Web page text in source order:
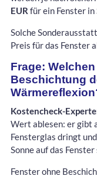
EUR für ein Fenster
Solche
Preis für das Fenster
Frage:
Beschichtung
Kostencheck-
Wert ablesen: er gibt
Fensterglas dringt
Sonne auf das
Fenster ohne